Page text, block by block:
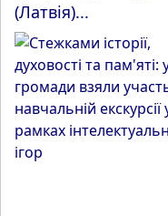
(Латвія)...